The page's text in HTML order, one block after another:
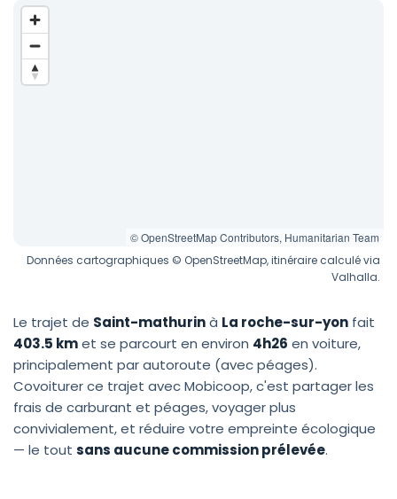
© OpenStreetMap Contributors, Humanitarian Team
Données cartographiques © OpenStreetMap, itinéraire calculé via
Valhalla.
Le trajet de Saint-mathurinà La roche-sur-yon fait
403.5 kmet se parcourt en environ 4h26 en voiture,
principalement par autoroute (avec péages).
Covoiturer ce trajet avec Mobicoop, c'est partager les
frais de carburant et péages, voyager plus
convivialement, et réduire votre empreinte écologique
— le tout sans aucune commission prélevée.